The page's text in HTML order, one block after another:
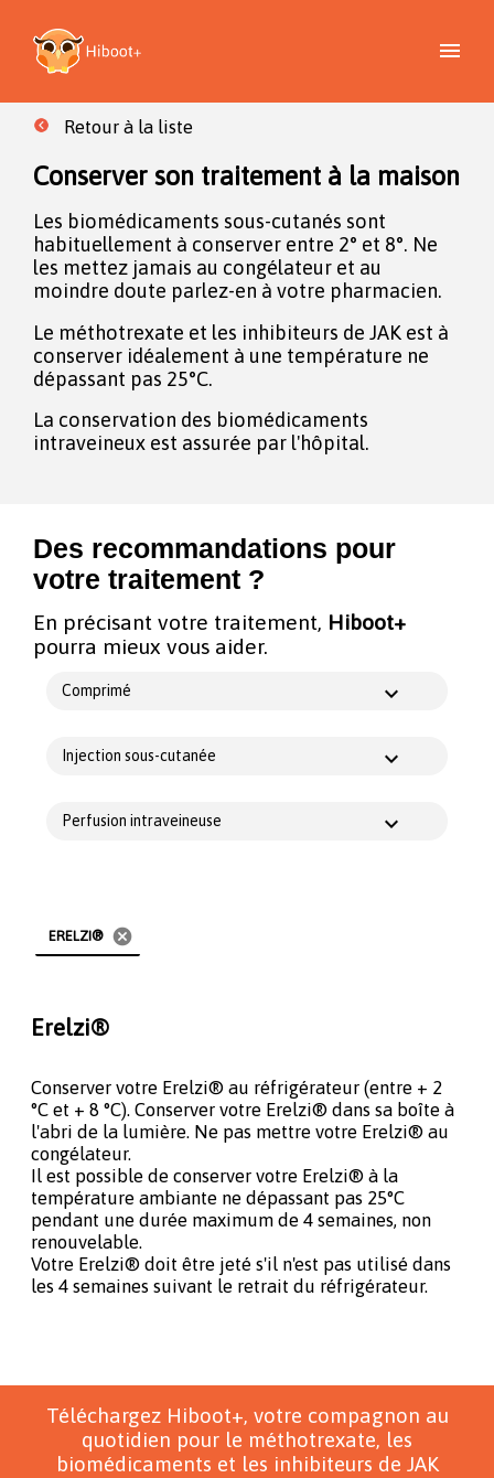
Retour à la liste
Conserver son traitement à la maison
Les biomédicaments sous-cutanés sont
habituellement à conserver entre 2° et 8°. Ne
les mettez jamais au congélateur et au
moindre doute parlez-en à votre pharmacien.
Le méthotrexate et les inhibiteurs de JAK est à
conserver idéalement à une température ne
dépassant pas 25°C.
La conservation des biomédicaments
intraveineux est assurée par l'hôpital.
Des recommandations pour
votre traitement ?
En précisant votre traitement, Hiboot+
pourra mieux vous aider.
Comprimé
Injection sous-cutanée
Perfusion intraveineuse
ERELZI® cancel
Erelzi®
Conserver votre Erelzi® au réfrigérateur (entre + 2
°C et + 8 °C). Conserver votre Erelzi® dans sa boîte à
l'abri de la lumière. Ne pas mettre votre Erelzi® au
congélateur.
Il est possible de conserver votre Erelzi® à la
température ambiante ne dépassant pas 25°C
pendant une durée maximum de 4 semaines, non
renouvelable.
Votre Erelzi® doit être jeté s'il n'est pas utilisé dans
les 4 semaines suivant le retrait du réfrigérateur.
Téléchargez Hiboot+, votre compagnon au
quotidien pour le méthotrexate, les
biomédicaments et les inhibiteurs de JAK